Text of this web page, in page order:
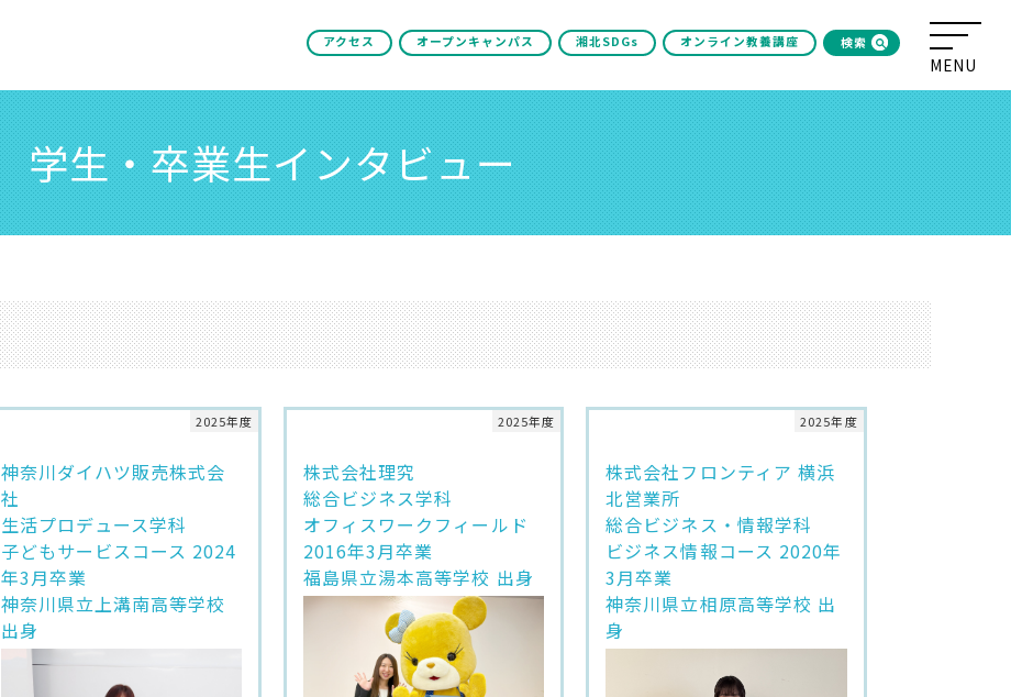
アクセス オープンキャンパス 湘北SDGs オンライン教養講座 検索
学生・卒業生インタビュー
神奈川ダイハツ販売株式会
社
生活プロデュース学科
子どもサービスコース 2024
年3月卒業
神奈川県立上溝南高等学校
出身
2025年度
株式会社理究
総合ビジネス学科
オフィスワークフィールド
2016年3月卒業
福島県立湯本高等学校 出身
2025年度
株式会社フロンティア 横浜
北営業所
総合ビジネス・情報学科
ビジネス情報コース 2020年
3月卒業
神奈川県立相原高等学校 出
身
2025年度